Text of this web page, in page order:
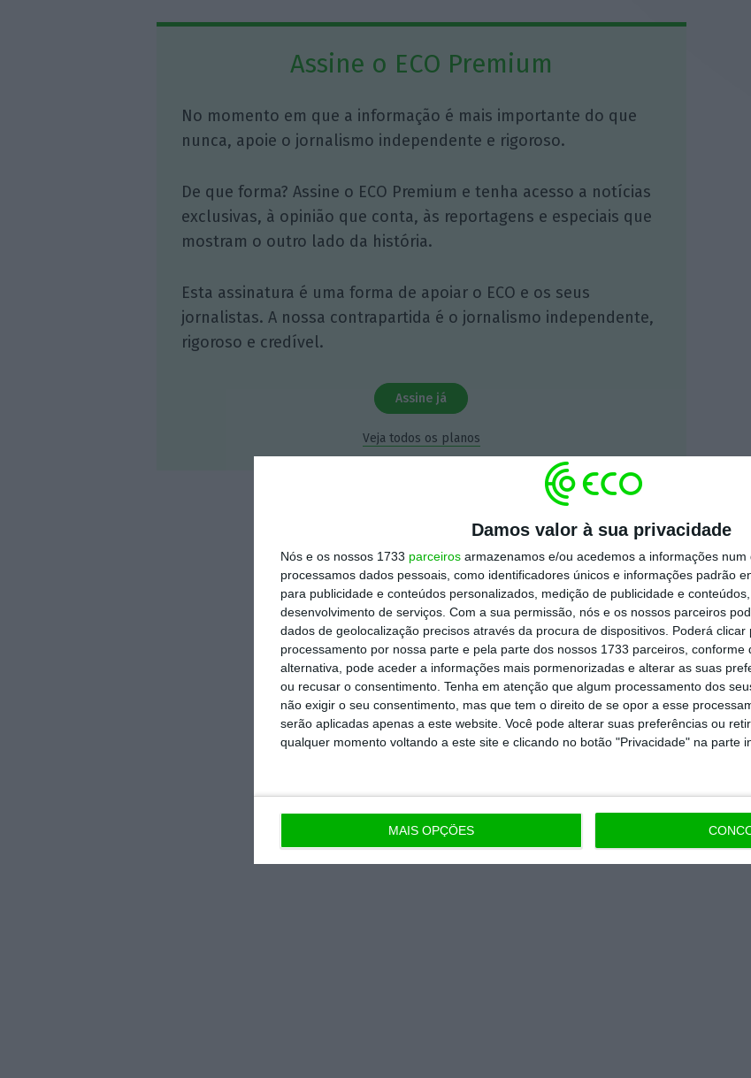
Damos valor à sua privacidade
Nós e os nossos 1733 parceiros armazenamos e/ou acedemos a informações
processamos dados pessoais, como identificadores únicos e informações padrão
para publicidade e conteúdos personalizados, medição de publicidade e
desenvolvimento de serviços. Com a sua permissão, nós e os nossos parceiros
dados de geolocalização precisos através da procura de dispositivos. Poderá clicar
processamento por nossa parte e pela parte dos nossos 1733 parceiros, conforme
alternativa, pode aceder a informações mais pormenorizadas e alterar as suas
ou recusar o consentimento. Tenha em atenção que algum processamento dos
não exigir o seu consentimento, mas que tem o direito de se opor a esse
serão aplicadas apenas a este website. Você pode alterar suas preferências ou
qualquer momento voltando a este site e clicando no botão "Privacidade" na parte
MAIS OPÇÕES
Assine o ECO Premium
No momento em que a informação é mais importante do que
nunca, apoie o jornalismo independente e rigoroso.
De que forma? Assine o ECO Premium e tenha acesso a notícias
exclusivas, à opinião que conta, às reportagens e especiais que
mostram o outro lado da história.
Esta assinatura é uma forma de apoiar o ECO e os seus
jornalistas. A nossa contrapartida é o jornalismo independente,
rigoroso e credível.
Assine já
Veja todos os planos